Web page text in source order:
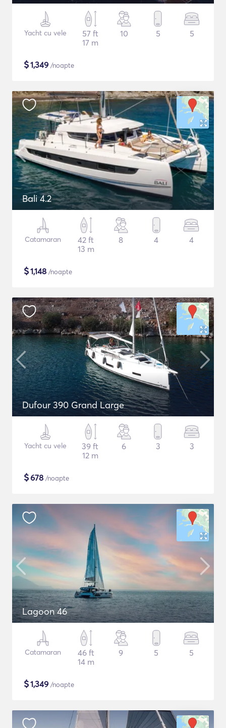
Yacht cu vele
57 ft
17 m
10 5 5
$1,349 /noapte
Bali 4.2
Catamaran
42 ft
13 m
8 4 4
$1,148 /noapte
Dufour 390 Grand Large
Yacht cu vele
39 ft
12 m
6 3 3
$678 /noapte
Lagoon 46
Catamaran
46 ft
14 m
9 5 5
$1,349 /noapte